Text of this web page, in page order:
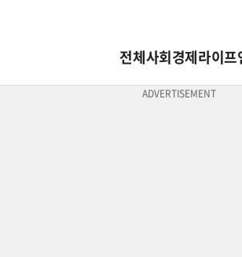
전체사회경제라이프